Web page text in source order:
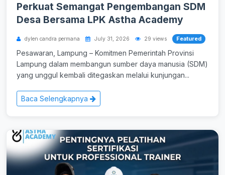
Perkuat Semangat Pengembangan SDM
Desa Bersama LPK Astha Academy
dylen candra permana July 31, 2026 29 views Featured
Pesawaran, Lampung – Komitmen Pemerintah Provinsi
Lampung dalam membangun sumber daya manusia (SDM)
yang unggul kembali ditegaskan melalui kunjungan...
Baca Selengkapnya